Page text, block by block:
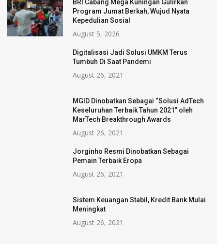
BRI Cabang Mega Kuningan Gulirkan
Program Jumat Berkah, Wujud Nyata
Kepedulian Sosial
August 5, 2026
Digitalisasi Jadi Solusi UMKM Terus
Tumbuh Di Saat Pandemi
August 26, 2021
MGID Dinobatkan Sebagai “Solusi AdTech
Keseluruhan Terbaik Tahun 2021” oleh
MarTech Breakthrough Awards
August 26, 2021
Jorginho Resmi Dinobatkan Sebagai
Pemain Terbaik Eropa
August 26, 2021
Sistem Keuangan Stabil, Kredit Bank Mulai
Meningkat
August 26, 2021